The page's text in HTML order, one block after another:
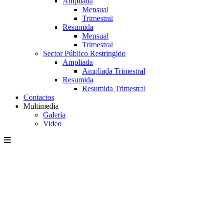
Mensual
Trimestral
Resumida
Mensual
Trimestral
Sector Público Restringido
Ampliada
Ampliada Trimestral
Resumida
Resumida Trimestral
Contactos
Multimedia
Galería
Video